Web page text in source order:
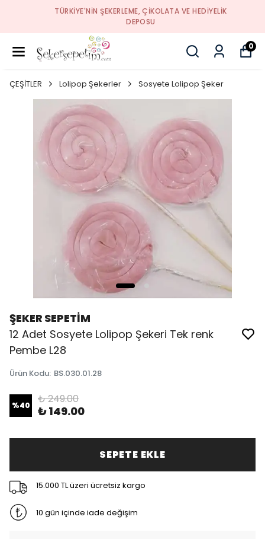
TÜRKIYE'NIN ŞEKERLEME, ÇIKOLATA VE HEDIYELIK
DEPOSU
0
ÇEŞİTLER Lolipop Şekerler Sosyete Lolipop Şeker
ŞEKER SEPETİM
12 Adet Sosyete Lolipop Şekeri Tek renk
Pembe L28
Ürün Kodu: BS.030.01.28
%40 ₺ 249.00
₺ 149.00
SEPETE EKLE
15.000 TL üzeri ücretsiz kargo
10 gün içinde iade değişim